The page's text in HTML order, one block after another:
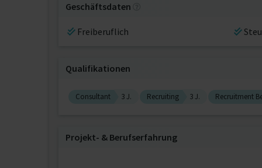
Geschäftsdaten
Freiberuflich
Qualifikationen
Consultant 3 J. Recruiting 3 J. Recruitment
Projekt‐ & Berufserfahrung